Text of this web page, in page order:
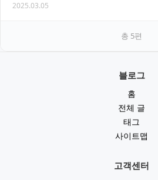
종종 "촉법소년"이라는 단어가 등장하죠. 특…
2025.03.05
총 5편
블로그
홈
전체 글
태그
사이트맵
고객센터